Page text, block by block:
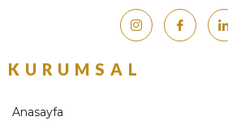
KURUMSAL
Anasayfa